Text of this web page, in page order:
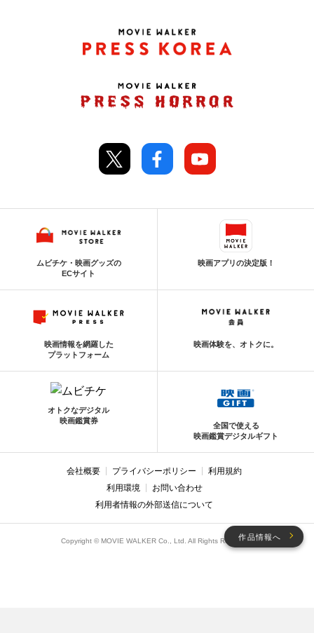
作品情報へ
ムビチケ・映画グッズの
ECサイト
映画アプリの決定版！
映画情報を網羅した
プラットフォーム
映画体験を、オトクに。
オトクなデジタル
映画鑑賞券
全国で使える
映画鑑賞デジタルギフト
会社概要 プライバシーポリシー
利用規約
利用環境
お問い合わせ
利用者情報の外部送信について
Copyright © MOVIE WALKER Co., Ltd. All Rights Reserved.